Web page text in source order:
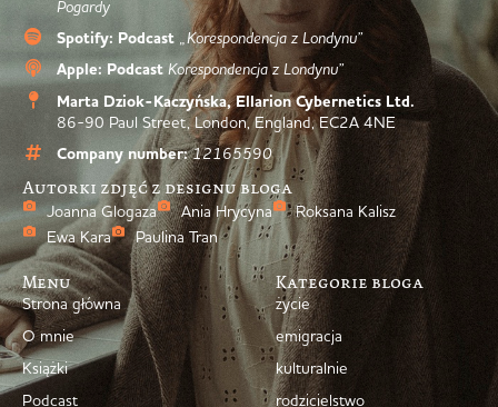
Pogardy
Spotify: Podcast „Korespondencja z Londynu”
Apple: Podcast Korespondencja z Londynu”
Marta Dziok-Kaczyńska, Ellarion Cybernetics Ltd.
86-90 Paul Street, London, England, EC2A 4NE
Company number: 12165590
Autorki zdjęć z designu bloga
Joanna Glogaza Ania Hrycyna
Roksana Kalisz
Ewa Kara
Paulina Tran
Menu
Strona główna
O mnie
Książki
Podcast
Kategorie bloga
życie
emigracja
kulturalnie
rodzicielstwo